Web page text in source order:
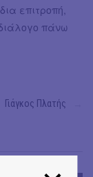
επιτροπή,
πάνω
Γιάγκος Πλατής